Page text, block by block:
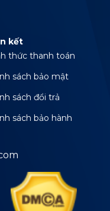
kết
thức thanh toán
sách bảo mật
sách đổi trả
sách bảo hành